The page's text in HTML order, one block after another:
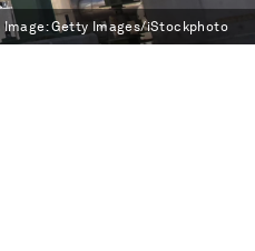
Image:Getty Images/iStockphoto